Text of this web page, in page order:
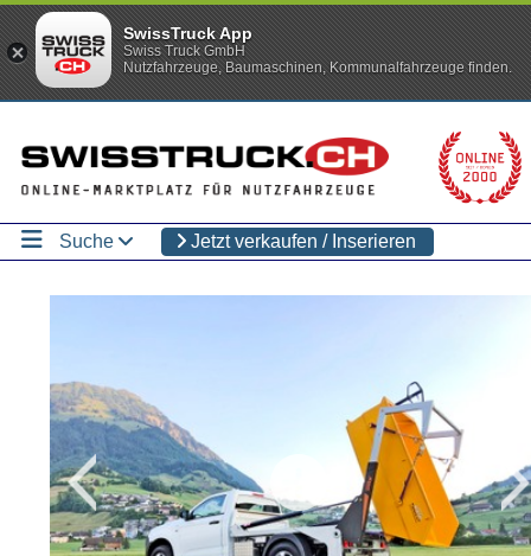
Suche Jetzt verkaufen / Inserieren
SwissTruck App
Swiss Truck GmbH
Nutzfahrzeuge, Baumaschinen, Kommunalfahrzeuge finden.